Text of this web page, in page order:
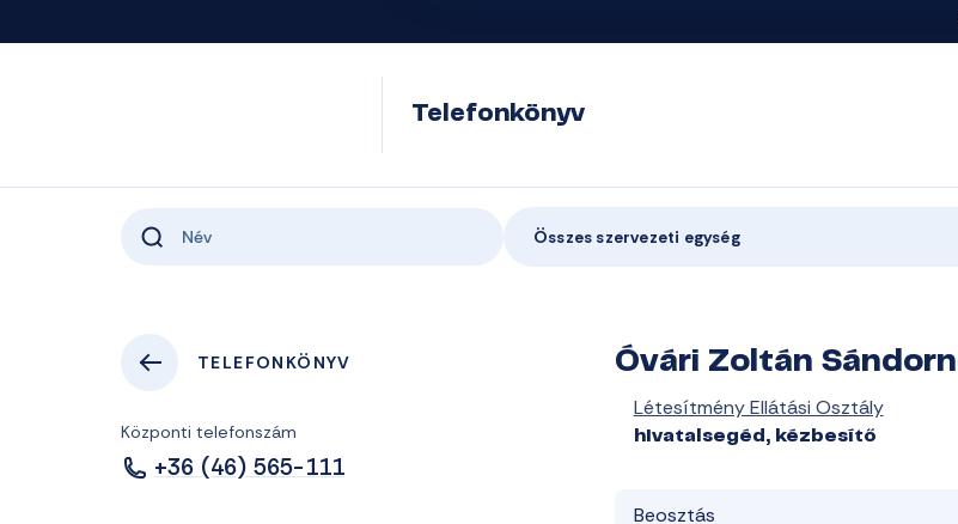
Telefonkönyv
Összes szervezeti egység
TELEFONKÖNYV
Központi telefonszám
+36 (46) 565-111
Óvári Zoltán
Létesítmény Ellátási Osztály
hivatalsegéd, kézbesítő
Beosztás